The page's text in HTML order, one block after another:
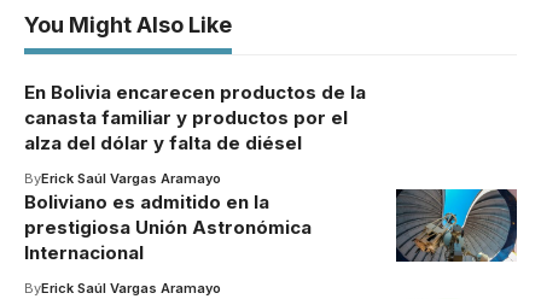
You Might Also Like
En Bolivia encarecen productos de la
canasta familiar y productos por el
alza del dólar y falta de diésel
ByErick Saúl Vargas Aramayo
Boliviano es admitido en la
prestigiosa Unión Astronómica
Internacional
ByErick Saúl Vargas Aramayo